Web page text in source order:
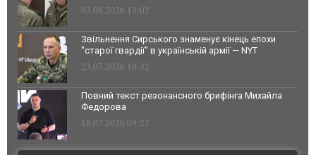
03.08.2026 13:02
Звільнення Сирського знаменує кінець епохи
"старої гвардії" в українській армії — NYT
23.07.2026 10:32
Повний текст резонансного брифінга Михайла
Федорова
18.07.2026 09:27